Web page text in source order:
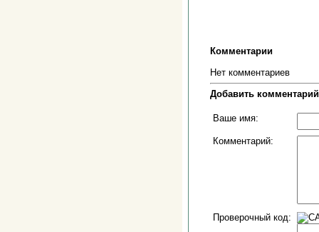
Комментарии
Нет комментариев
Добавить комментарий
Ваше имя:
Комментарий:
Проверочный код: